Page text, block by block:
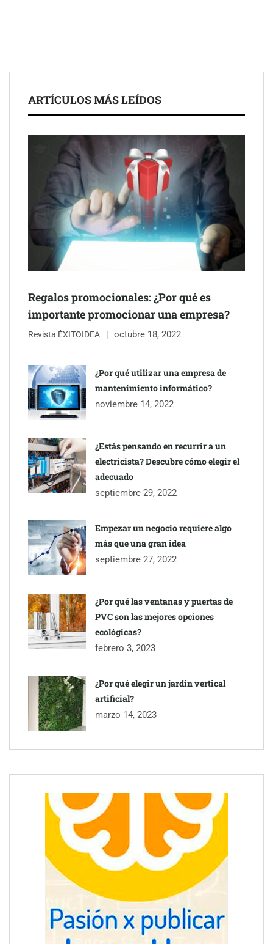
UrbanPay lanza en 19 mercados europeos su solución de pagos
Gestoría Online reduce a unas horas el alta de autónomo
The Factory School explica por qué aprender herramientas de
Martín Mingorance Abogados consolida su posición como
despacho de abogados Málaga de referencia para empresas y
particulares
ARTÍCULOS MÁS LEÍDOS
Regalos promocionales: ¿Por qué es
importante promocionar una empresa?
Revista ÉXITOIDEA octubre 18, 2022
¿Por qué utilizar una empresa de
mantenimiento informático?
noviembre 14, 2022
¿Estás pensando en recurrir a un
electricista? Descubre cómo elegir el
adecuado
septiembre 29, 2022
Empezar un negocio requiere algo
más que una gran idea
septiembre 27, 2022
¿Por qué las ventanas y puertas de
PVC son las mejores opciones
ecológicas?
febrero 3, 2023
¿Por qué elegir un jardín vertical
artificial?
marzo 14, 2023